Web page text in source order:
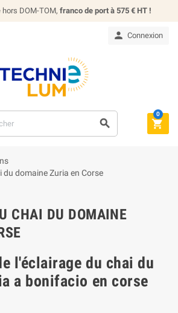
DOM-TOM, franco de port à 575 € HT !
 Connexion
 
0
du domaine Zuria en Corse
CHAI DU DOMAINE
l'éclairage du chai du
a bonifacio en corse